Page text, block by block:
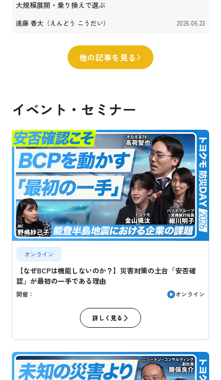
大規模展開・乗り換えで選ぶ
遠藤 香大（えんどう こうだい） 2026.06.23
他の記事を見る
イベント・セミナー
オンライン
【なぜBCPは機能しないのか？】災害対策の土台「安否確
認」が最初の一手である理由
開催： オンライン
詳しく見る